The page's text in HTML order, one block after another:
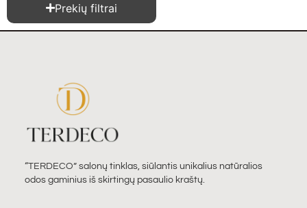
Prekių filtrai
“TERDECO” salonų tinklas, siūlantis unikalius natūralios
odos gaminius iš skirtingų pasaulio kraštų.